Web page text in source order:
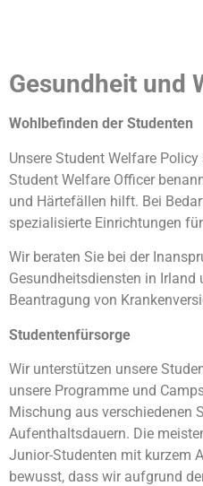
Gesundheit und
Wohlbefinden der Studenten
Unsere Student Welfare
Student Welfare Officer
und Härtefällen hilft. Bei
spezialisierte Einrichtungen
Wir beraten Sie bei der
Gesundheitsdiensten in Irland
Beantragung von
Studentenfürsorge
Wir unterstützen unsere
unsere Programme und
Mischung aus verschiedenen
Aufenthaltsdauern. Die
Junior-Studenten mit kurzem
bewusst, dass wir aufgrund